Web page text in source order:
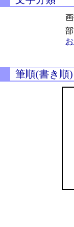
部
筆順(書き順